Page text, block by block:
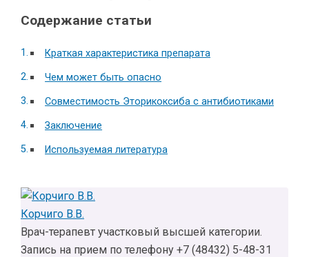
Содержание статьи
Краткая характеристика препарата
Чем может быть опасно
Совместимость Эторикоксиба с антибиотиками
Заключение
Используемая литература
Корчиго В.В.
Врач-терапевт участковый высшей категории.
Запись на прием по телефону +7 (48432) 5-48-31